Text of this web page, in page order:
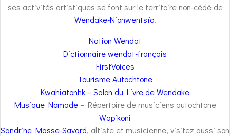
ses activités artistiques se font sur le territoire non-cédé de
Wendake-Nionwentsïo.
Nation Wendat
Dictionnaire wendat-français
FirstVoices
Tourisme Autochtone
Kwahiatonhk – Salon du Livre de Wendake
Musique Nomade– Répertoire de musiciens autochtone
Wapikoni
Sandrine Masse-Savard, altiste et musicienne, visitez aussi son